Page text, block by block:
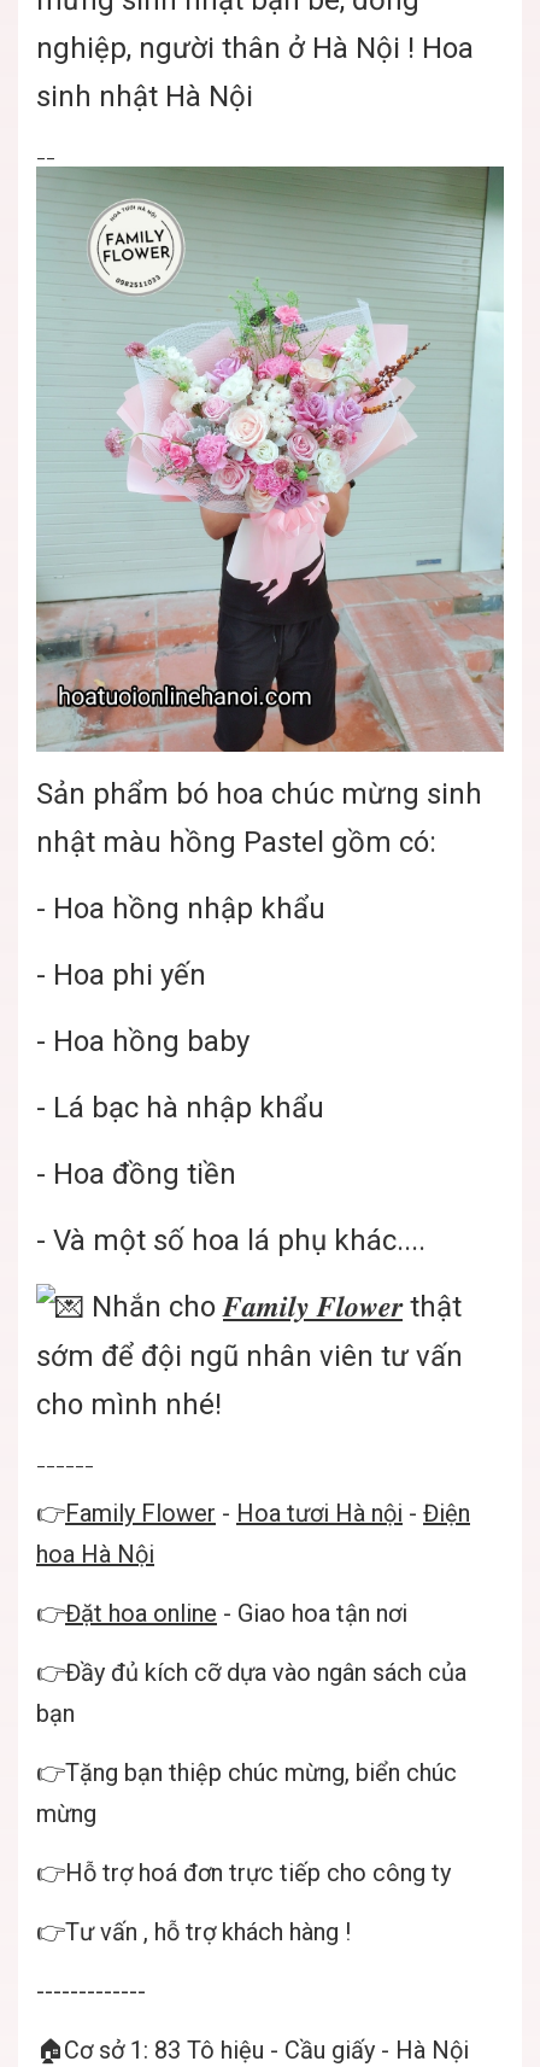
nghiệp, người thân ở Hà Nội ! Hoa
sinh nhật Hà Nội
Sản phẩm bó hoa chúc mừng sinh
nhật màu hồng Pastel gồm có:
- Hoa hồng nhập khẩu
- Hoa phi yến
- Hoa hồng baby
- Lá bạc hà nhập khẩu
- Hoa đồng tiền
- Và một số hoa lá phụ khác....
Nhắn cho 𝑭𝒂𝒎𝒊𝒍𝒚 𝑭𝒍𝒐𝒘𝒆𝒓thật
sớm để đội ngũ nhân viên tư vấn
cho mình nhé!
👉Family Flower - Hoa tươi Hà nội - Điện
hoa Hà Nội
👉Đặt hoa online - Giao hoa tận nơi
👉Đầy đủ kích cỡ dựa vào ngân sách của
bạn
👉Tặng bạn thiệp chúc mừng, biển chúc
mừng
👉Hỗ trợ hoá đơn trực tiếp cho công ty
👉Tư vấn , hỗ trợ khách hàng !
-------------
🏠Cơ sở 1: 83 Tô hiệu - Cầu giấy - Hà Nội